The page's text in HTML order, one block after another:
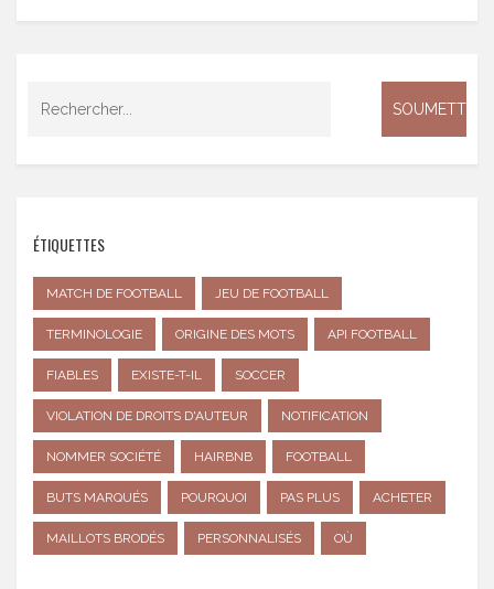
ÉTIQUETTES
MATCH DE FOOTBALL JEU DE FOOTBALL
TERMINOLOGIE ORIGINE DES MOTS API FOOTBALL
FIABLES EXISTE-T-IL SOCCER
VIOLATION DE DROITS D'AUTEUR NOTIFICATION
NOMMER SOCIÉTÉ HAIRBNB FOOTBALL
BUTS MARQUÉS POURQUOI PAS PLUS ACHETER
MAILLOTS BRODÉS PERSONNALISÉS OÙ